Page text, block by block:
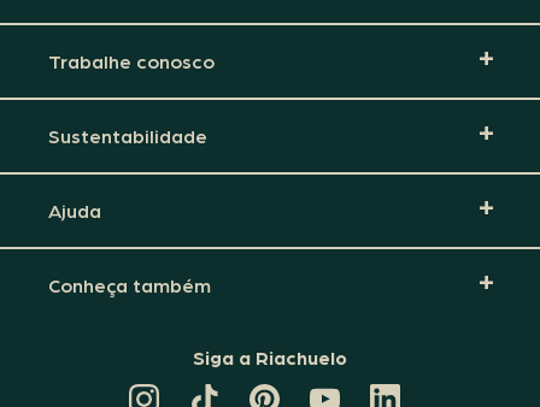
Trabalhe conosco
Sustentabilidade
Ajuda
Conheça também
Siga a Riachuelo
CANAL